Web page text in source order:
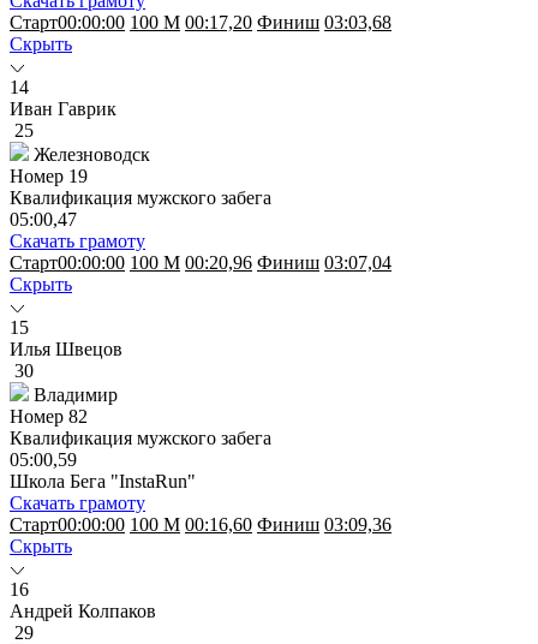
Старт00:00:00 100 M 00:17,20 Финиш 03:03,68
Скрыть
14
Иван Гаврик
25
Железноводск
Номер 19
Квалификация мужского забега
05:00,47
Скачать грамоту
Старт00:00:00 100 M 00:20,96 Финиш 03:07,04
Скрыть
15
Илья Швецов
30
Владимир
Номер 82
Квалификация мужского забега
05:00,59
Школа Бега "InstaRun"
Скачать грамоту
Старт00:00:00 100 M 00:16,60 Финиш 03:09,36
Скрыть
16
Андрей Колпаков
29